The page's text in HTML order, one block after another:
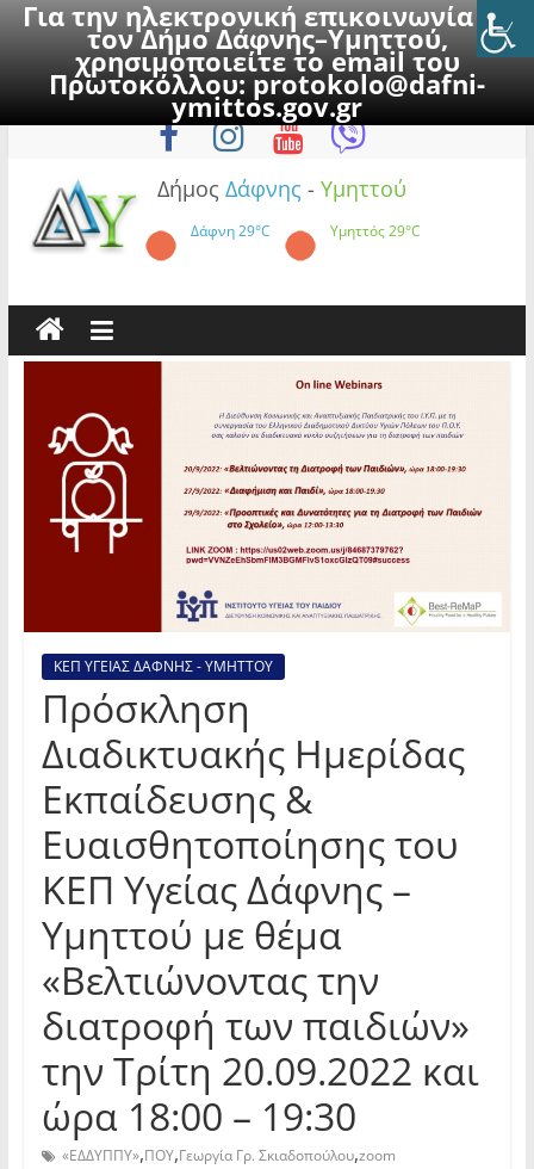
Για την ηλεκτρονική επικοινωνία με
τον Δήμο Δάφνης–Υμηττού,
χρησιμοποιείτε το email του
Πρωτοκόλλου:protokolo@dafni-
ymittos.gov.gr
to
Σάββατο, 8 Αυγούστου 2026
Δήμος Δάφνης - Υμηττού
Δάφνη29°C Υμηττός29°C
ΚΕΠ ΥΓΕΙΑΣ ΔΑΦΝΗΣ - ΥΜΗΤΤΟΥ
Πρόσκληση
Διαδικτυακής Ημερίδας
Εκπαίδευσης &
Ευαισθητοποίησης του
ΚΕΠ Υγείας Δάφνης –
Υμηττού με θέμα
«Βελτιώνοντας την
διατροφή των παιδιών»
την Τρίτη 20.09.2022 και
ώρα 18:00 – 19:30
«ΕΔΔΥΠΠΥ»,ΠΟΥ,Γεωργία Γρ. Σκιαδοπούλου,zoom